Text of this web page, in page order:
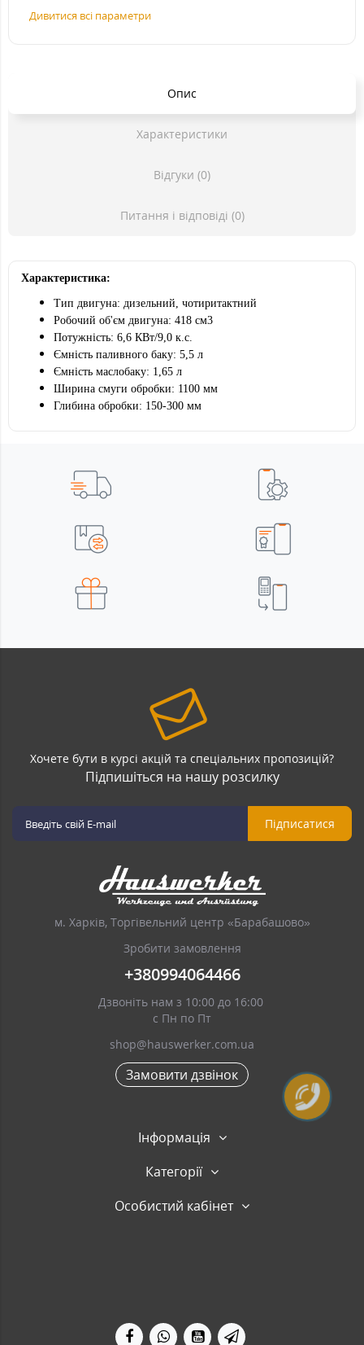
Дивитися всі параметри
Опис
Характеристики
Відгуки (0)
Питання і відповіді (0)
Характеристика:
Тип двигуна: дизельний, чотиритактний
Робочий об'єм двигуна: 418 см3
Потужність: 6,6 КВт/9,0 к.с.
Ємність паливного баку: 5,5 л
Ємність маслобаку: 1,65 л
Ширина смуги обробки: 1100 мм
Глибина обробки: 150-300 мм
Хочете бути в курсі акцій та спеціальних пропозицій?
Підпишіться на нашу розсилку
Підписатися
м. Харків, Торгівельний центр «Барабашово»
Зробити замовлення
+380994064466
Дзвоніть нам з 10:00 до 16:00
с Пн по Пт
shop@hauswerker.com.ua
Замовити дзвінок
Інформація
Категорії
Особистий кабінет